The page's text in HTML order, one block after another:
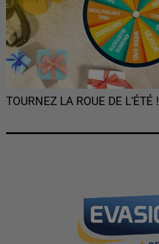
TOURNEZ LA ROUE DE L'ÉTÉ !